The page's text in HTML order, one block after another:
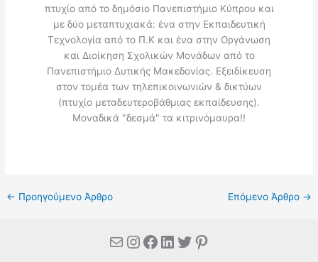
πτυχίο από το δημόσιο Πανεπιστήμιο Κύπρου και
με δύο μεταπτυχιακά: ένα στην Εκπαιδευτική
Τεχνολογία από το Π.Κ και ένα στην Οργάνωση
και Διοίκηση Σχολικών Μονάδων από το
Πανεπιστήμιο Δυτικής Μακεδονίας. Εξειδίκευση
στον τομέα των τηλεπικοινωνιών & δικτύων
(πτυχίο μεταδευτεροβάθμιας εκπαίδευσης).
Μοναδικά "δεσμά" τα κιτρινόμαυρα!!
← Προηγούμενο Άρθρο Επόμενο Άρθρο →
MailInstagram
Facebook
Linkedin
Twitter
Pinterest